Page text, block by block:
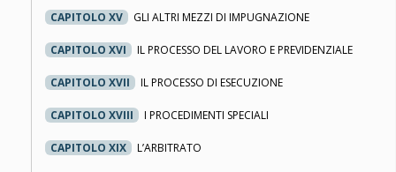
CAPITOLO XV GLI ALTRI MEZZI DI IMPUGNAZIONE
CAPITOLO XVI IL PROCESSO DEL LAVORO E PREVIDENZIALE
CAPITOLO XVII IL PROCESSO DI ESECUZIONE
CAPITOLO XVIII I PROCEDIMENTI SPECIALI
CAPITOLO XIX L’ARBITRATO